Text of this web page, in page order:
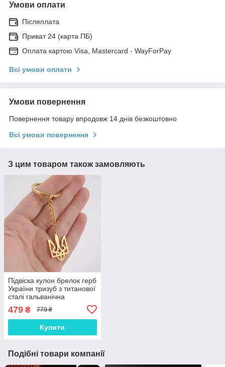
Умови оплати
Післяплата
Приват 24 (карта ПБ)
Оплата картою Visa, Mastercard - WayForPay
Всі умови оплати
Умови повернення
Повернення товару впродовж 14 днів безкоштовно
Всі умови повернення
З цим товаром також замовляють
Підвіска кулон брелок герб
України тризуб з титанової
сталі гальванічна
карат (19,9*30,2мм)
479 ₴ 779 ₴
Купити
Подібні товари компанії